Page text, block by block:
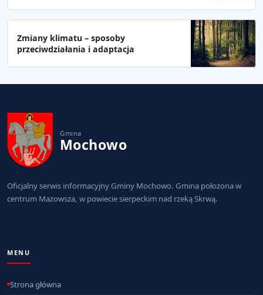
Zmiany klimatu – sposoby
przeciwdziałania i adaptacja
Gmina
Mochowo
Oficjalny serwis informacyjny Gminy Mochowo. Gmina położona w
centrum Mazowsza, w powiecie sierpeckim nad rzeką Skrwą.
MENU
Strona główna